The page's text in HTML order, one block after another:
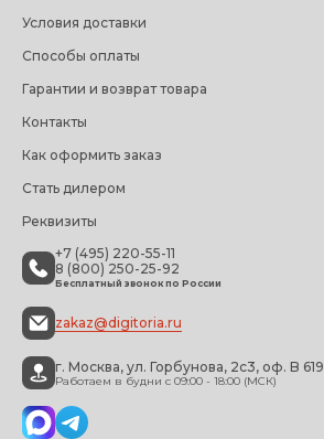
+7 (495) 220-55-11
8 (800) 250-25-92
Бесплатный звонок по России
zakaz@digitoria.ru
г. Москва, ул. Горбунова, 2с3, оф. B 619
Работаем в будни с 09:00 - 18:00 (МСК)
Условия доставки
Способы оплаты
Гарантии и возврат товара
Контакты
Как оформить заказ
Стать дилером
Реквизиты